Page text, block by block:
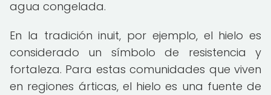
agua congelada.
En la tradición inuit, por ejemplo, el hielo es
considerado un símbolo de resistencia y
fortaleza. Para estas comunidades que viven
en regiones árticas, el hielo es una fuente de